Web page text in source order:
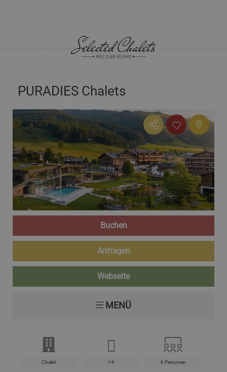
CHALETS ÖSTERREICH SALZBURG PURADIES CHALETS
PURADIES Chalets
Buchen
Anfragen
Webseite
MENÜ
Chalet 14 6 Personen